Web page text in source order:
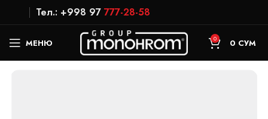
Тел.: +998 97 777-28-58
МЕНЮ 0 0 СУМ